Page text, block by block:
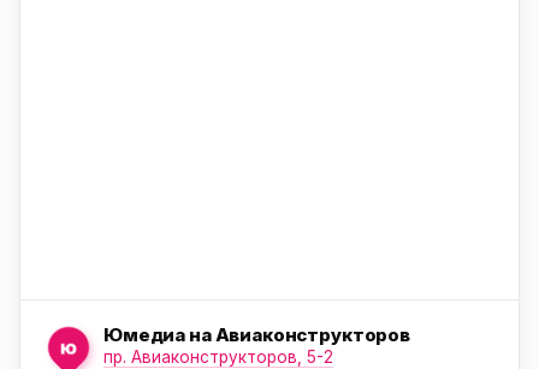
ю
Юмедиа на Авиаконструкторов
пр. Авиаконструкторов, 5-2